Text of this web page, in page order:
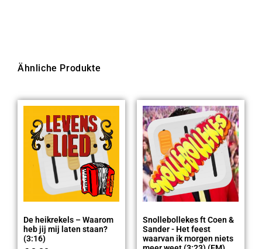
Ähnliche Produkte
De heikrekels – Waarom
heb jij mij laten staan?
(3:16)
Snollebollekes ft Coen &
Sander - Het feest
waarvan ik morgen niets